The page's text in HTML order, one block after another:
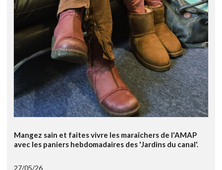
Mangez sain et faites vivre les maraîchers de l'AMAP
avec les paniers hebdomadaires des 'Jardins du canal'.
27/05/26